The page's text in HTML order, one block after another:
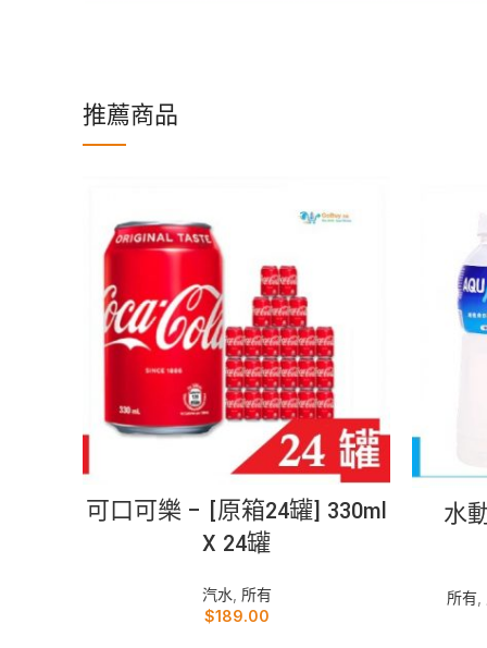
推薦商品
加入購物車
可口可樂 – [原箱24罐] 330ml
X 24罐
汽水, 所有
$189.00
水
所有,